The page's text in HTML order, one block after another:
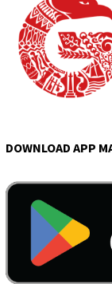
DOWNLOAD APP